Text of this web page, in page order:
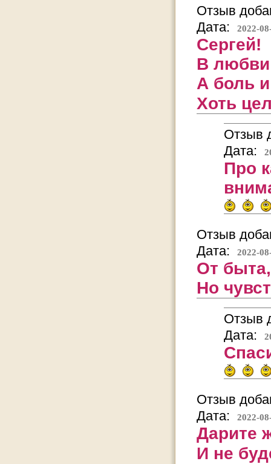
Отзыв
Дата:
2022-
Сергей!
В любви
А боль
Хоть
Отзыв
Дата:
Про
Отзыв
Дата:
2022-
От
Но
Отзыв
Дата:
Отзыв
Дата:
2022-
Дарите
И не